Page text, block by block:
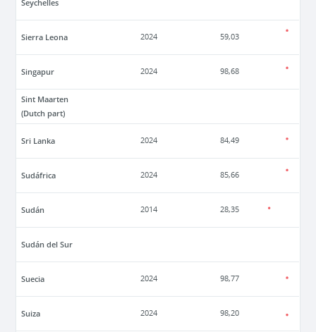
Seychelles
Sierra Leona 2024 59,03
Singapur 2024 98,68
Sint Maarten
(Dutch part)
Sri Lanka 2024 84,49
Sudáfrica 2024 85,66
Sudán 2014 28,35
Sudán del Sur
Suecia 2024 98,77
Suiza 2024 98,20